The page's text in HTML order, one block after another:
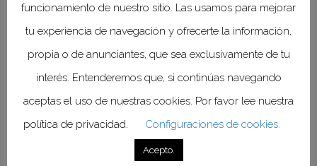
funcionamiento de nuestro sitio. Las usamos para mejorar
tu experiencia de navegación y ofrecerte la información,
propia o de anunciantes, que sea exclusivamente de tu
interés. Entenderemos que, si continúas navegando
aceptas el uso de nuestras cookies. Por favor lee nuestra
política de privacidad.
Configuraciones de cookies.
Acepto.